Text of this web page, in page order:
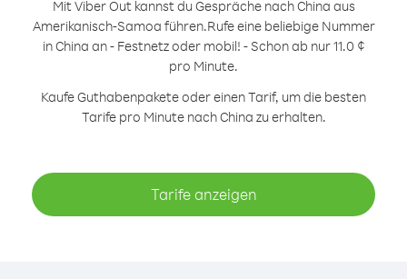
Mit Viber Out kannst du Gespräche nach China aus
Amerikanisch-Samoa führen.Rufe eine beliebige Nummer
in China an - Festnetz oder mobil! - Schon ab nur 11.0 ¢
pro Minute.
Kaufe Guthabenpakete oder einen Tarif, um die besten
Tarife pro Minute nach China zu erhalten.
Tarife anzeigen